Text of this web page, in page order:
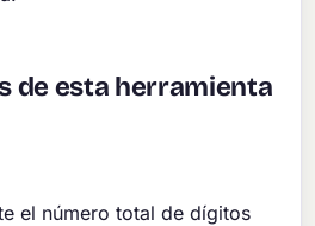
de esta herramienta
el número total de dígitos